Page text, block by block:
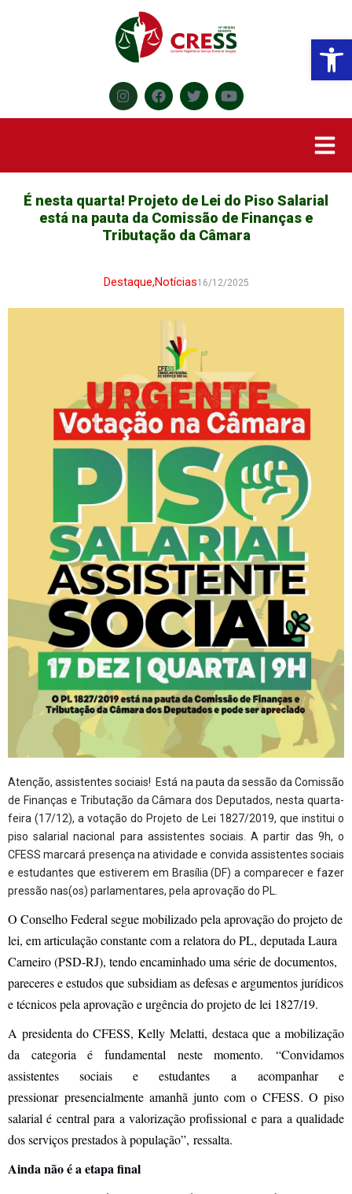
É nesta quarta! Projeto de Lei do Piso Salarial
está na pauta da Comissão de Finanças e
Tributação da Câmara
Destaque,Notícias16/12/2025
Atenção, assistentes sociais! Está na pauta da sessão da Comissão
de Finanças e Tributação da Câmara dos Deputados, nesta quarta-
feira (17/12), a votação do Projeto de Lei 1827/2019, que institui o
piso salarial nacional para assistentes sociais. A partir das 9h, o
CFESS marcará presença na atividade e convida assistentes sociais
e estudantes que estiverem em Brasília (DF) a comparecer e fazer
pressão nas(os) parlamentares, pela aprovação do PL.
O Conselho Federal segue mobilizado pela aprovação do projeto de
lei, em articulação constante com a relatora do PL, deputada Laura
Carneiro (PSD-RJ), tendo encaminhado uma série de documentos,
pareceres e estudos que subsidiam as defesas e argumentos jurídicos
e técnicos pela aprovação e urgência do projeto de lei 1827/19.
A presidenta do CFESS, Kelly Melatti, destaca que a mobilização
da categoria é fundamental neste momento. “Convidamos
assistentes sociais e estudantes a acompanhar e
pressionar presencialmente amanhã junto com o CFESS. O piso
salarial é central para a valorização profissional e para a qualidade
dos serviços prestados à população”, ressalta.
Ainda não é a etapa final